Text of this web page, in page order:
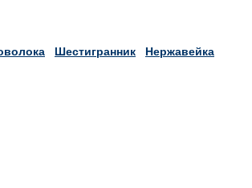
Шестигранник Нержавейка